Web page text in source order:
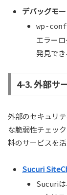
デバッグモ
wp-
エラー
発見でき
4-3. 外部サ
外部のセキュリ
な脆弱性チェッ
料のサービスを
Sucuri
Sucuri